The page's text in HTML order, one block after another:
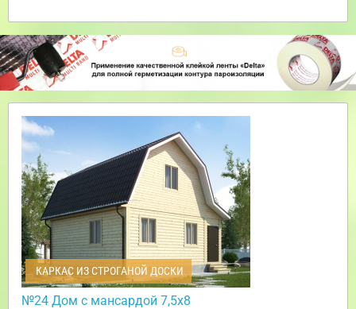
КАРКАС ИЗ СТРОГАНОЙ ДОСКИ
№24 Дом с мансардой 7,5х8